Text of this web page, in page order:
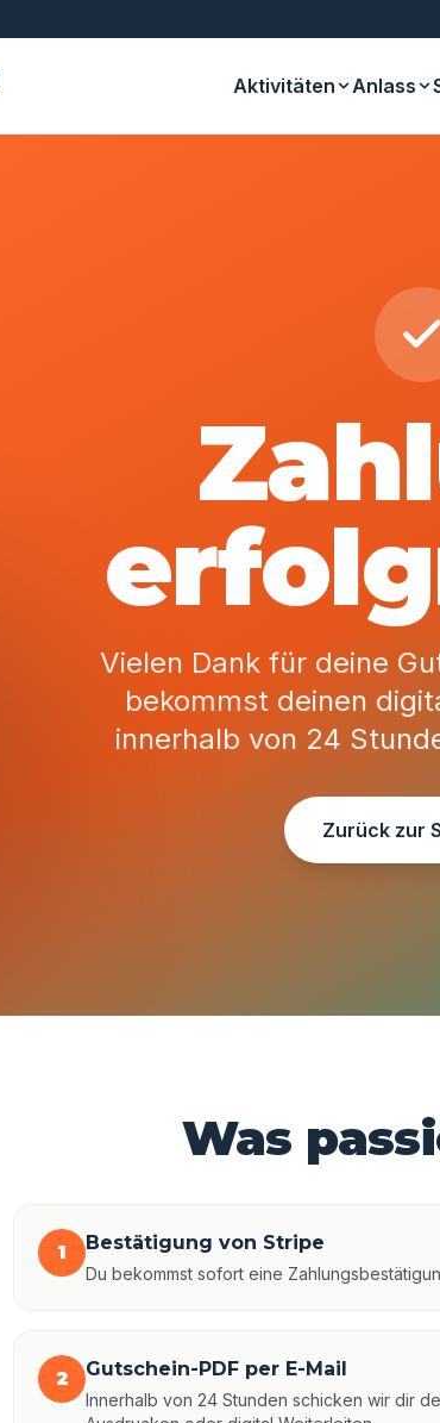
Aktivitäten Anlass
Vielen Dank für deine
bekommst deinen
innerhalb von 24
Zurück zur
Was
1 Bestätigung von Stripe
Du bekommst sofort eine
2 Gutschein-PDF per E-Mail
Innerhalb von 24 Stunden schicken wir dir